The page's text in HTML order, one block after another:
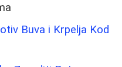
Buva i Krpelja Kod